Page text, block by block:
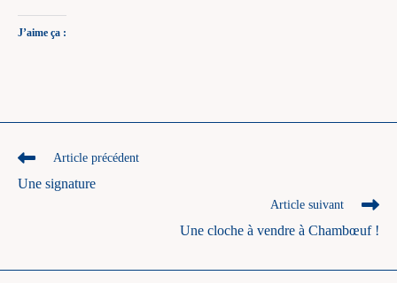
J’aime ça :
Read
articles
Article précédent
Une signature
Article suivant
Une cloche à vendre à Chambœuf !